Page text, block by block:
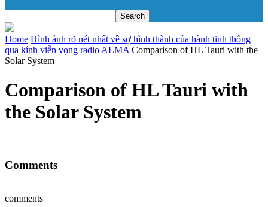
Home Hình ảnh rõ nét nhất về sự hình thành của hành tinh thông
qua kính viễn vọng radio ALMA Comparison of HL Tauri with the
Solar System
Comparison of HL Tauri with
the Solar System
Comments
comments